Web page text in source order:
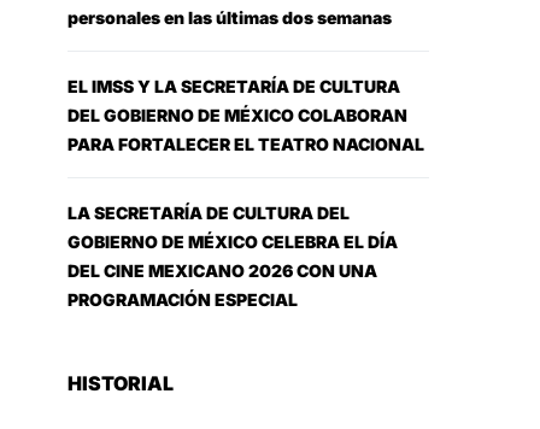
personales en las últimas dos semanas
EL IMSS Y LA SECRETARÍA DE CULTURA
DEL GOBIERNO DE MÉXICO COLABORAN
PARA FORTALECER EL TEATRO NACIONAL
LA SECRETARÍA DE CULTURA DEL
GOBIERNO DE MÉXICO CELEBRA EL DÍA
DEL CINE MEXICANO 2026 CON UNA
PROGRAMACIÓN ESPECIAL
HISTORIAL